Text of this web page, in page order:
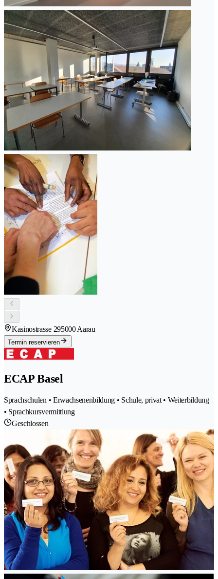
Kasinostrasse 295000 Aarau
Termin reservieren
ECAP Basel
Sprachschulen • Erwachsenenbildung • Schule, privat • Weiterbildung
• Sprachkursvermittlung
Geschlossen